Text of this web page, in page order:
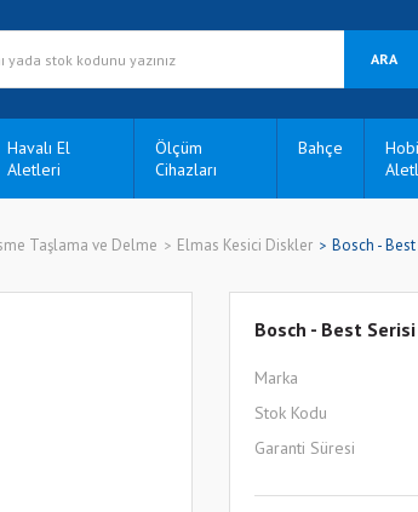
ARA
Havalı El
Aletleri
Ölçüm
Cihazları
Bahçe
Hobi
Taşlama ve Delme Elmas Kesici Diskler Bosch -
Bosch - Best
Marka
Stok Kodu
Garanti Süresi